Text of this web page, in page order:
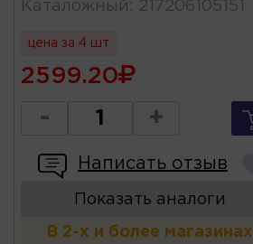
Каталожный : 217206105151
цена за 4 шт
2599.20
- +
Написать отзыв
Показать аналоги
В 2-х и более магазинах